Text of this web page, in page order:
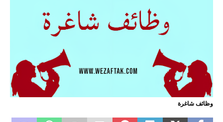
وظائف شاغرة